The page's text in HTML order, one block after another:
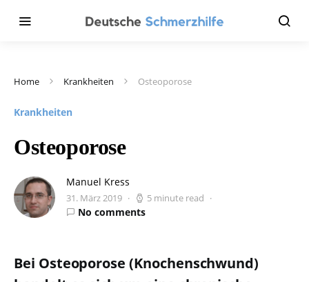
Home Krankheiten Osteoporose
Krankheiten
Osteoporose
Manuel Kress
31. März 2019 5 minute read
No comments
Bei Osteoporose (Knochenschwund)